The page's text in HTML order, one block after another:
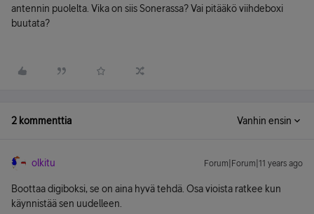
antennin puolelta. Vika on siis Sonerassa? Vai pitääkö viihdeboxi
buutata?
2 kommenttia Vanhin ensin
olkitu Forum|Forum|11 years ago
Boottaa digiboksi, se on aina hyvä tehdä. Osa vioista ratkee kun
käynnistää sen uudelleen.